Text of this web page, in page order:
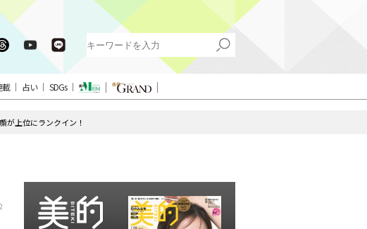
載 占い SDGs
が上位にランクイン！